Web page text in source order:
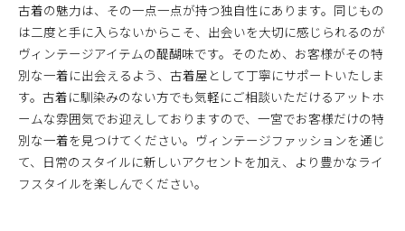
古着の魅力は、その一点一点が持つ独自性にあります。同じもの
は二度と手に入らないからこそ、出会いを大切に感じられるのが
ヴィンテージアイテムの醍醐味です。そのため、お客様がその特
別な一着に出会えるよう、古着屋として丁寧にサポートいたしま
す。古着に馴染みのない方でも気軽にご相談いただけるアットホ
ームな雰囲気でお迎えしておりますので、一宮でお客様だけの特
別な一着を見つけてください。ヴィンテージファッションを通じ
て、日常のスタイルに新しいアクセントを加え、より豊かなライ
フスタイルを楽しんでください。